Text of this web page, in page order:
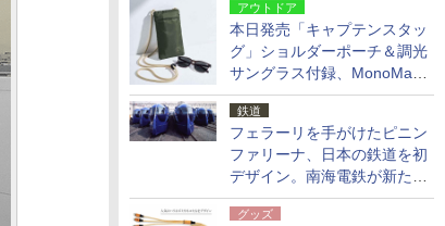
アウトドア
本日発売「キャプテンスタッ
グ」ショルダーポーチ＆調光
サングラス付録、MonoMax
9月号増刊
鉄道
フェラーリを手がけたピニン
ファリーナ、日本の鉄道を初
デザイン。南海電鉄が新たな
「空港特急」をなにわ筋線へ
導入
グッズ